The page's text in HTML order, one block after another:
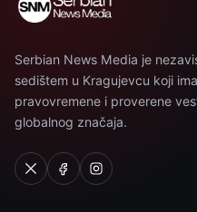
Serbian News Media je
sedištem u Kragujevcu koji
pravovremene i proverene
globalnog značaja.